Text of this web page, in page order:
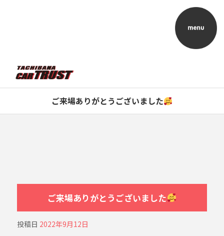
ご来場ありがとうございました
ご来場ありがとうございました
投稿日 2022年9月12日